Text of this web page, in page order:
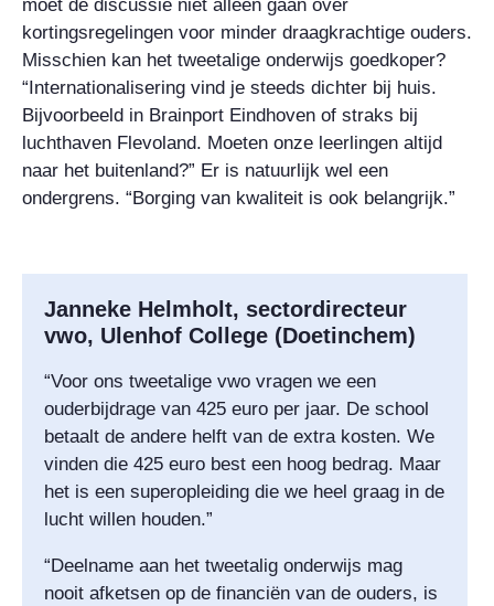
moet de discussie niet alleen gaan over
kortingsregelingen voor minder draagkrachtige ouders.
Misschien kan het tweetalige onderwijs goedkoper?
“Internationalisering vind je steeds dichter bij huis.
Bijvoorbeeld in Brainport Eindhoven of straks bij
luchthaven Flevoland. Moeten onze leerlingen altijd
naar het buitenland?” Er is natuurlijk wel een
ondergrens. “Borging van kwaliteit is ook belangrijk.”
Janneke Helmholt, sectordirecteur
vwo, Ulenhof College (Doetinchem)
“Voor ons tweetalige vwo vragen we een
ouderbijdrage van 425 euro per jaar. De school
betaalt de andere helft van de extra kosten. We
vinden die 425 euro best een hoog bedrag. Maar
het is een superopleiding die we heel graag in de
lucht willen houden.”
“Deelname aan het tweetalig onderwijs mag
nooit afketsen op de financiën van de ouders, is